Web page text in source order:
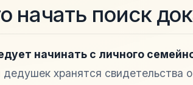
начать поиск
начинать с личного
хранятся свидетельства